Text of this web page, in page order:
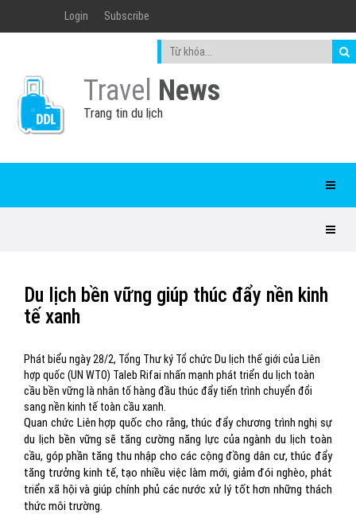
Login Subscribe
Travel News
Trang tin du lịch
Du lịch bền vững giúp thúc đẩy nền kinh
tế xanh
Phát biểu ngày 28/2, Tổng Thư ký Tổ chức Du lịch thế giới của Liên
hợp quốc (UN WTO) Taleb Rifai nhấn mạnh phát triển du lịch toàn
cầu bền vững là nhân tố hàng đầu thúc đẩy tiến trình chuyển đổi
sang nền kinh tế toàn cầu xanh.
Quan chức Liên hợp quốc cho rằng, thúc đẩy chương trình nghị sự
du lịch bền vững sẽ tăng cường năng lực của ngành du lịch toàn
cầu, góp phần tăng thu nhập cho các cộng đồng dân cư, thúc đẩy
tăng trưởng kinh tế, tạo nhiều việc làm mới, giảm đói nghèo, phát
triển xã hội và giúp chính phủ các nước xử lý tốt hơn những thách
thức môi trường.